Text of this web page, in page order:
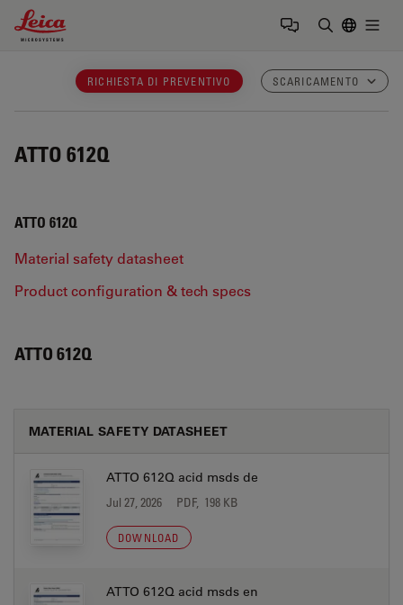
Leica Microsystems Logo
RICHIESTA DI PREVENTIVO SCARICAMENTO
ATTO 612Q
ATTO 612Q
Material safety datasheet
Product configuration & tech specs
ATTO 612Q
MATERIAL SAFETY DATASHEET
ATTO 612Q acid msds de
Jul 27, 2026 PDF, 198 KB
DOWNLOAD
ATTO 612Q acid msds en